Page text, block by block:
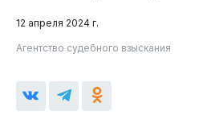
12 апреля 2024 г.
Агентство судебного взыскания